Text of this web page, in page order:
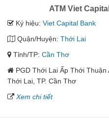
ATM Viet
Ký hiệu: Viet Capital Bank
Quận/Huyện: Thới Lai
Tỉnh/TP: Cần Thơ
PGD Thới Lai Ấp Thới
Thới Lai, TP. Cần Thơ
Xem chi tiết